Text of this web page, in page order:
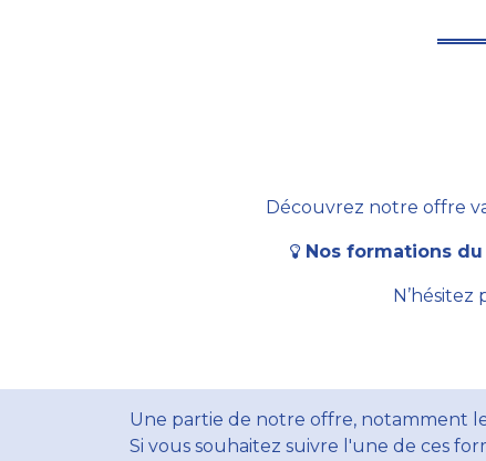
Découvrez notre offre
Nos formations
N’hésitez
Une partie de notre offre, notamment
Si vous souhaitez suivre l'une de ces